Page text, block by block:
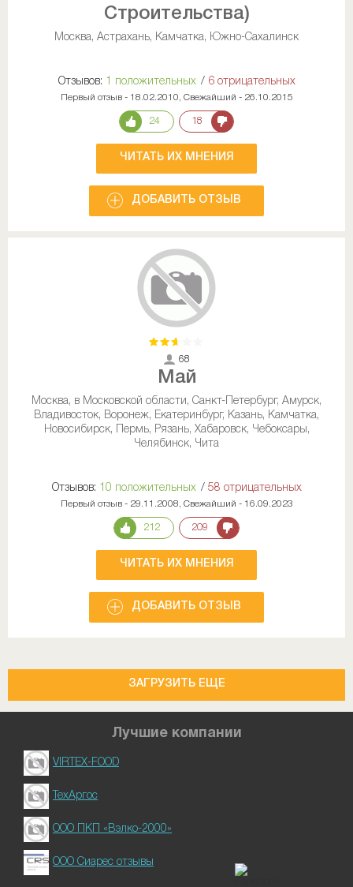
Строительства)
Москва, Астрахань, Камчатка, Южно-Сахалинск
Отзывов: 1 положительных / 6 отрицательных
Первый отзыв - 18.02.2010, Свежайший - 26.10.2015
24 18
ЧИТАТЬ ИХ МНЕНИЯ
ДОБАВИТЬ ОТЗЫВ
68
Май
Москва, в Московской области, Санкт-Петербург, Амурск,
Владивосток, Воронеж, Екатеринбург, Казань, Камчатка,
Новосибирск, Пермь, Рязань, Хабаровск, Чебоксары,
Челябинск, Чита
Отзывов: 10 положительных / 58 отрицательных
Первый отзыв - 29.11.2008, Свежайший - 16.09.2023
212 209
ЧИТАТЬ ИХ МНЕНИЯ
ДОБАВИТЬ ОТЗЫВ
ЗАГРУЗИТЬ ЕЩЕ
Лучшие компании
VIRTEX-FOOD
ТехАргос
ООО ПКП «Вэлко-2000»
ООО Сиарес отзывы